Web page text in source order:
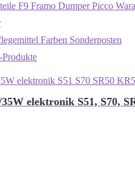
F9 Framo Dumper Picco
Farben Sonderposten
elektronik S51, S70,